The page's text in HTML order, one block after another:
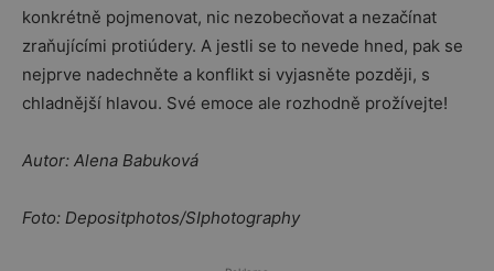
konkrétně pojmenovat, nic nezobecňovat a nezačínat
zraňujícími protiúdery. A jestli se to nevede hned, pak se
nejprve nadechněte a konflikt si vyjasněte později, s
chladnější hlavou. Své emoce ale rozhodně prožívejte!
Autor: Alena Babuková
Foto: Depositphotos/SIphotography